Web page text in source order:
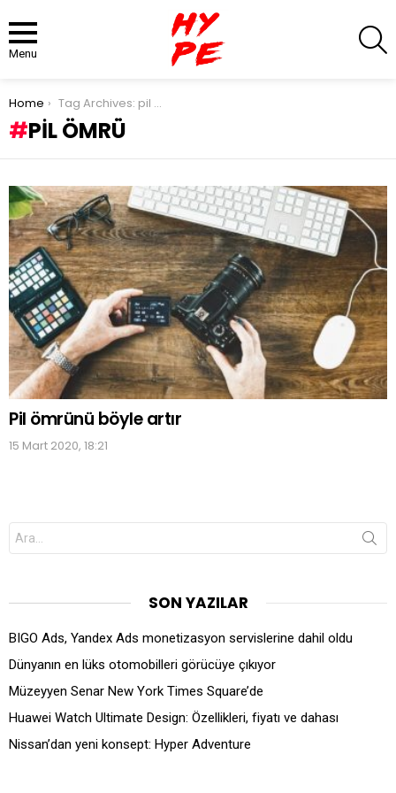
Menu
You are here:
Home Tag Archives: pil ömrü
PIL ÖMRÜ
LATEST
STORIES
Pil ömrünü böyle artır
15 Mart 2020, 18:21
Search
for:
SON YAZILAR
BIGO Ads, Yandex Ads monetizasyon servislerine dahil oldu
Dünyanın en lüks otomobilleri görücüye çıkıyor
Müzeyyen Senar New York Times Square’de
Huawei Watch Ultimate Design: Özellikleri, fiyatı ve dahası
Nissan’dan yeni konsept: Hyper Adventure